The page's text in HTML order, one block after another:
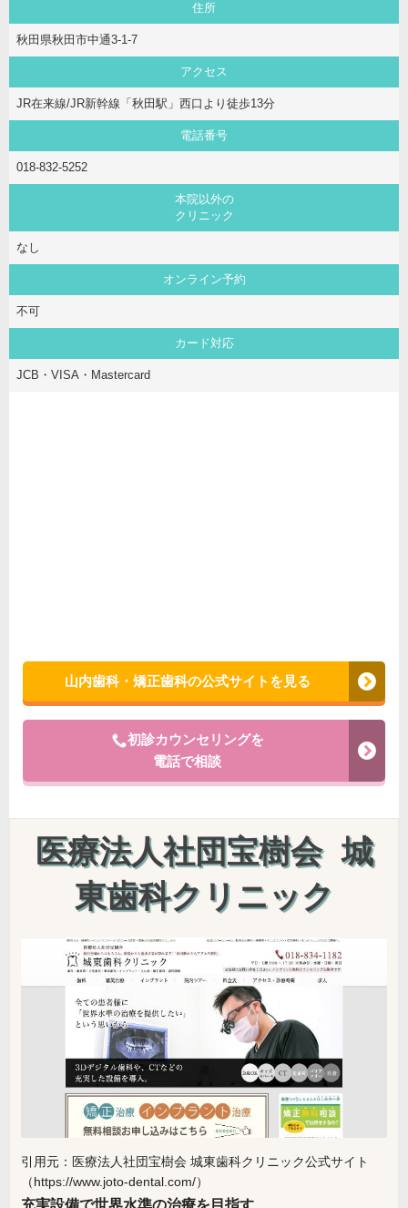
住所
秋田県秋田市中通3-1-7
アクセス
JR在来線/JR新幹線「秋田駅」西口より徒歩13分
電話番号
018-832-5252
本院以外の
クリニック
なし
オンライン予約
不可
カード対応
JCB・VISA・Mastercard
山内歯科・矯正歯科の公式サイトを見る
初診カウンセリングを
電話で相談
医療法人社団宝樹会 城
東歯科クリニック
引用元：医療法人社団宝樹会 城東歯科クリニック公式サイト
（https://www.joto-dental.com/）
充実設備で世界水準の治療を目指す